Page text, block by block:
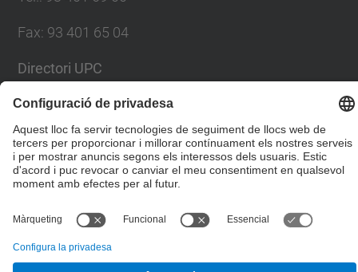
Fax: 93 401 65 04
Directori UPC
Formulari de contacte
Escola Tècnica Superior d'Enginyers de Camins,
Canals i Ports de Barcelona
Desenvolupat amb